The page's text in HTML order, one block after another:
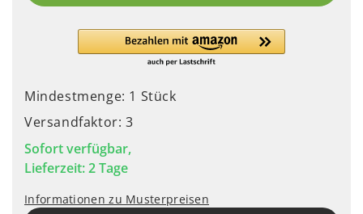
Mindestmenge: 1 Stück
Versandfaktor: 3
Sofort verfügbar,
Lieferzeit: 2 Tage
Informationen zu Musterpreisen